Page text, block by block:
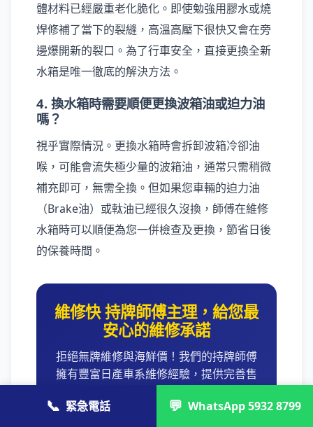
體材料已經嚴重老化脆化。即使勉強用膠水或燒
焊修補了當下的裂縫，高溫高壓下很快又會在旁
邊爆開新的裂口。為了行車安全，直接更換全新
水箱是唯一徹底的解決方法。
4. 換水箱時需要順便更換波箱油或迫力油
嗎？
視乎實際情況。更換水箱時會拆卸波箱冷卻油
喉，可能會流失極少量的波箱油，通常只需稍微
補充即可，無需全換。但如果您車輛的迫力油
（Brake油）或軚油已經很久沒換，師傅在維修
水箱時可以順便為您一併檢查及更換，節省日後
的保養時間。
維修快 持牌師傅主理，給您最
安心的維修承諾
拒絕無牌維修與海鮮價！我們的持牌師傅
擁有豐富日產車系維修經驗，提供完善售
保養，上門檢查費 HK$200 起，讓您的愛
📞 緊急電話 💬 WhatsApp 5932 8799